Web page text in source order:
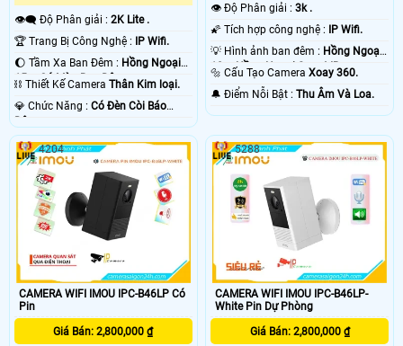
👁️‍🗨 Độ Phân giải : 2K Lite .
🏆 Trang Bị Công Nghệ : IP Wifi.
🌔 Tầm Xa Ban Đêm : Hồng Ngoại
15m Có Màu Ban Ðêm.
⛓ Thiết Kế Camera Thân Kim loại.
️💎 Chức Năng : Có Ðèn Còi Báo
Động.
👁 Độ Phân giải :3k .
🌠 Tích hợp công nghệ :
IP Wifi.
💡 Hình ảnh ban đêm : Hồng Ngoại
10m Hồng Ngoại Smart IR.
🔩 Cấu Tạo CameraXoay 360.
️🔔 Điểm Nỗi Bật :Thu Âm Và Loa.
CAMERA WIFI IMOU IPC-B46LP Có
Pin
Giá Bán: 2,800,000 ₫
4204
CAMERA WIFI IMOU IPC-B46LP-
White Pin Dự Phòng
Giá Bán: 2,800,000 ₫
5288